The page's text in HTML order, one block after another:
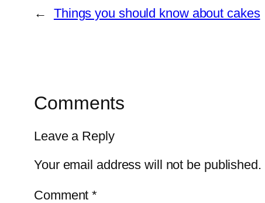
← Things you should know about cakes
Comments
Leave a Reply
Your email address will not be published.
Comment*